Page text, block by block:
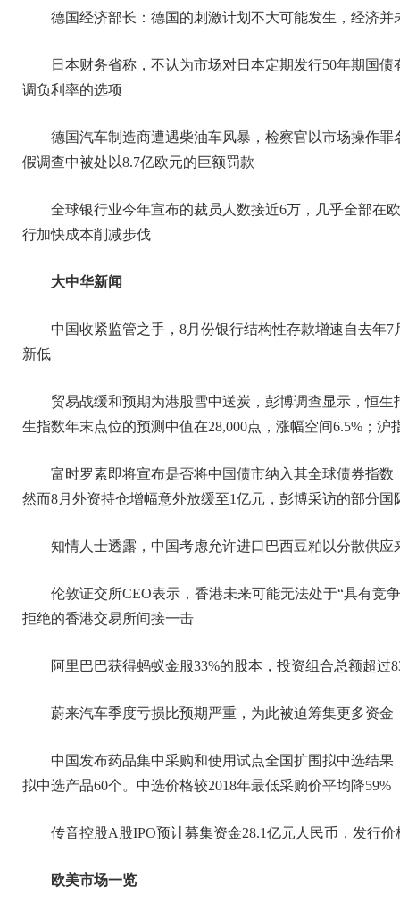
德国经济部长：德国的刺激计划不大可能发生，经济
日本财务省称，不认为市场对日本定期发行50年期国
调负利率的选项
德国汽车制造商遭遇柴油车风暴，检察官以市场操作
假调查中被处以8.7亿欧元的巨额罚款
全球银行业今年宣布的裁员人数接近6万，几乎全部在
行加快成本削减步伐
大中华新闻
中国收紧监管之手，8月份银行结构性存款增速自去年
新低
贸易战缓和预期为港股雪中送炭，彭博调查显示，恒
生指数年末点位的预测中值在28,000点，涨幅空间6.5%；沪
富时罗素即将宣布是否将中国债市纳入其全球债券指
然而8月外资持仓增幅意外放缓至1亿元，彭博采访的部分
知情人士透露，中国考虑允许进口巴西豆粕以分散供应
伦敦证交所CEO表示，香港未来可能无法处于“具有竞
拒绝的香港交易所间接一击
阿里巴巴获得蚂蚁金服33%的股本，投资组合总额超过
蔚来汽车季度亏损比预期严重，为此被迫筹集更多资
中国发布药品集中采购和使用试点全国扩围拟中选结
拟中选产品60个。中选价格较2018年最低采购价平均降59%
传音控股A股IPO预计募集资金28.1亿元人民币，发行
欧美市场一览